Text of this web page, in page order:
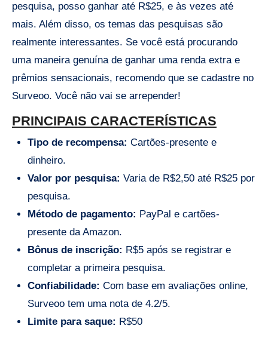
pesquisa, posso ganhar até R$25, e às vezes até
mais. Além disso, os temas das pesquisas são
realmente interessantes. Se você está procurando
uma maneira genuína de ganhar uma renda extra e
prêmios sensacionais, recomendo que se cadastre no
Surveoo. Você não vai se arrepender!
PRINCIPAIS CARACTERÍSTICAS
Tipo de recompensa: Cartões-presente e
dinheiro.
Valor por pesquisa: Varia de R$2,50 até R$25 por
pesquisa.
Método de pagamento: PayPal e cartões-
presente da Amazon.
Bônus de inscrição: R$5 após se registrar e
completar a primeira pesquisa.
Confiabilidade: Com base em avaliações online,
Surveoo tem uma nota de 4.2/5.
Limite para saque: R$50